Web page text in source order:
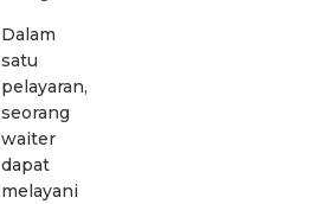
Dalam
satu
pelayaran,
seorang
waiter
dapat
melayani